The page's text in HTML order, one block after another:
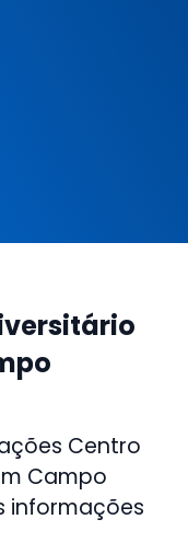
Centro
Campo
informações